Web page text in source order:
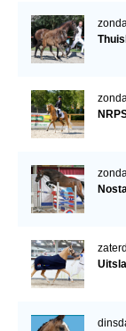
Zoek een